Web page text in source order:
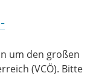
um den großen
(VCÖ). Bitte